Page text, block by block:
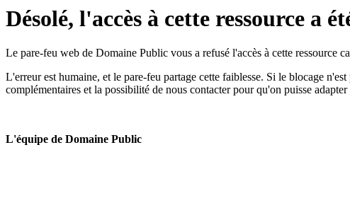
Désolé, l'accès à cette ressource a
Le pare-feu web de Domaine Public vous a refusé l'accès à cette ressource
L'erreur est humaine, et le pare-feu partage cette faiblesse. Si le blocage
complémentaires et la possibilité de nous contacter pour qu'on puisse
L'équipe de Domaine Public